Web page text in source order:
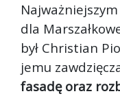
dla
był Christian
jemu
fasadę oraz